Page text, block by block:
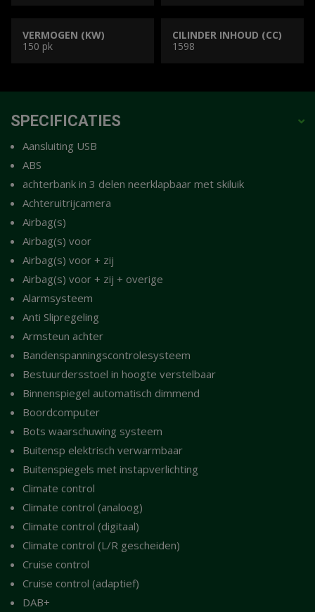
VERMOGEN (KW)
150 pk
CILINDER INHOUD (CC)
1598
SPECIFICATIES
Aansluiting USB
ABS
achterbank in 3 delen neerklapbaar met skiluik
Achteruitrijcamera
Airbag(s)
Airbag(s) voor
Airbag(s) voor + zij
Airbag(s) voor + zij + overige
Alarmsysteem
Anti Slipregeling
Armsteun achter
Bandenspanningscontrolesysteem
Bestuurdersstoel in hoogte verstelbaar
Binnenspiegel automatisch dimmend
Boordcomputer
Bots waarschuwing systeem
Buitensp elektrisch verwarmbaar
Buitenspiegels met instapverlichting
Climate control
Climate control (analoog)
Climate control (digitaal)
Climate control (L/R gescheiden)
Cruise control
Cruise control (adaptief)
DAB+